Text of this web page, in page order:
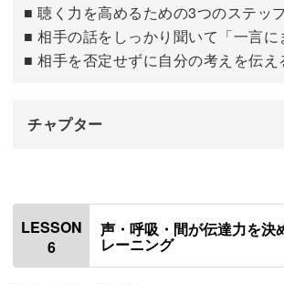
話す力と聴く力を同時に育て、練習が習
身につくこの講座。
受講後は今までよりずっと楽に、そして
おわりに
■ 聴く力を高めるための3つのステッ
■ 相手の話をしっかり聞いて「一言に
■ 相手を否定せずに自分の考えを伝え
チャプター
使用道具
話すよりも難しい「聴く」問題
LESSON
6
声・呼吸・間が伝達力を決
レーニング